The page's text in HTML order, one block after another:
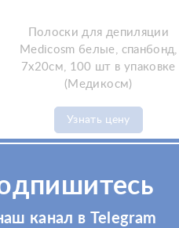
Полоски для депиляции
Medicosm белые, cпанбонд,
7х20см, 100 шт в упаковке
(Медикосм)
Узнать цену
канал в Telegram